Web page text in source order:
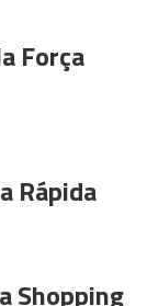
Força
Rápida
Shopping